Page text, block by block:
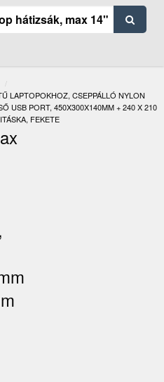
LAPTOPOKHOZ, CSEPPÁLLÓ NYLON
USB PORT, 450X300X140MM + 240 X 210
FEKETE